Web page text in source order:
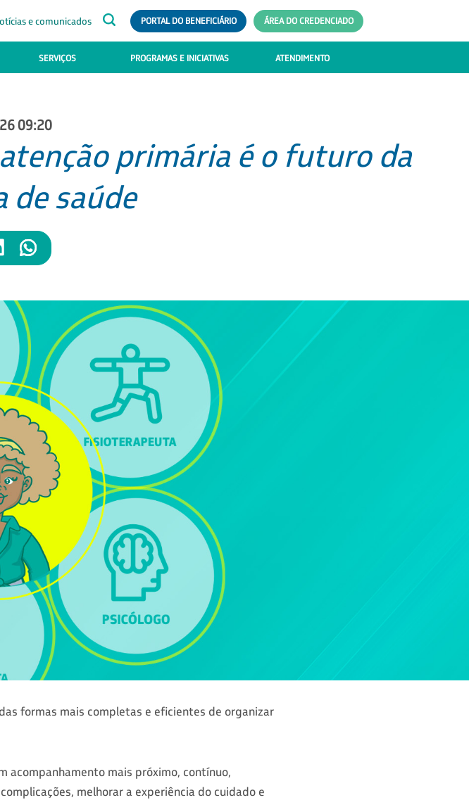
e comunicados PORTAL DO BENEFICIÁRIO ÁREA DO CREDENCIADO
SERVIÇOS PROGRAMAS E INICIATIVAS ATENDIMENTO
09:20
primária é o futuro da
de saúde
formas mais completas e eficientes de organizar
acompanhamento mais próximo, contínuo,
melhorar a experiência do cuidado e